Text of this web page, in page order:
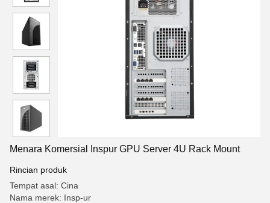
Menara Komersial Inspur GPU Server 4U Rack Mount
Rincian produk
Tempat asal: Cina
Nama merek: Insp-ur